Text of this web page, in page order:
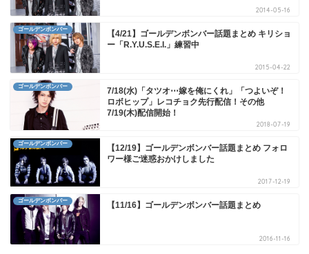
2014-05-16
ゴールデンボンバー
【4/21】ゴールデンボンバー話題まとめ キリショ
ー「R.Y.U.S.E.I.」練習中
2015-04-22
ゴールデンボンバー
7/18(水)「タツオ⋯嫁を俺にくれ」「つよいぞ！
ロボヒップ」レコチョク先行配信！その他
7/19(木)配信開始！
2018-07-19
ゴールデンボンバー
【12/19】ゴールデンボンバー話題まとめ フォロ
ワー様ご迷惑おかけしました
2017-12-19
ゴールデンボンバー 【11/16】ゴールデンボンバー話題まとめ
2016-11-16